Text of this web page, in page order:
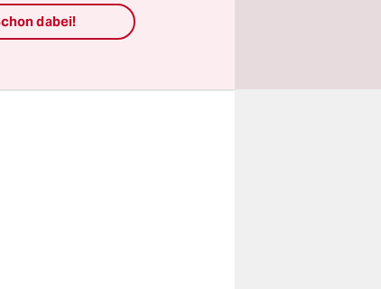
dabei!